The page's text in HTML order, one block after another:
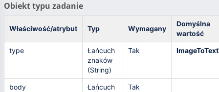
Obiekt typu zadanie
Właściwość/atrybut Typ Wymagany
Domyślna
wartość
type
Łańcuch
znaków
(String)
Tak
body
Łańcuch
Tak